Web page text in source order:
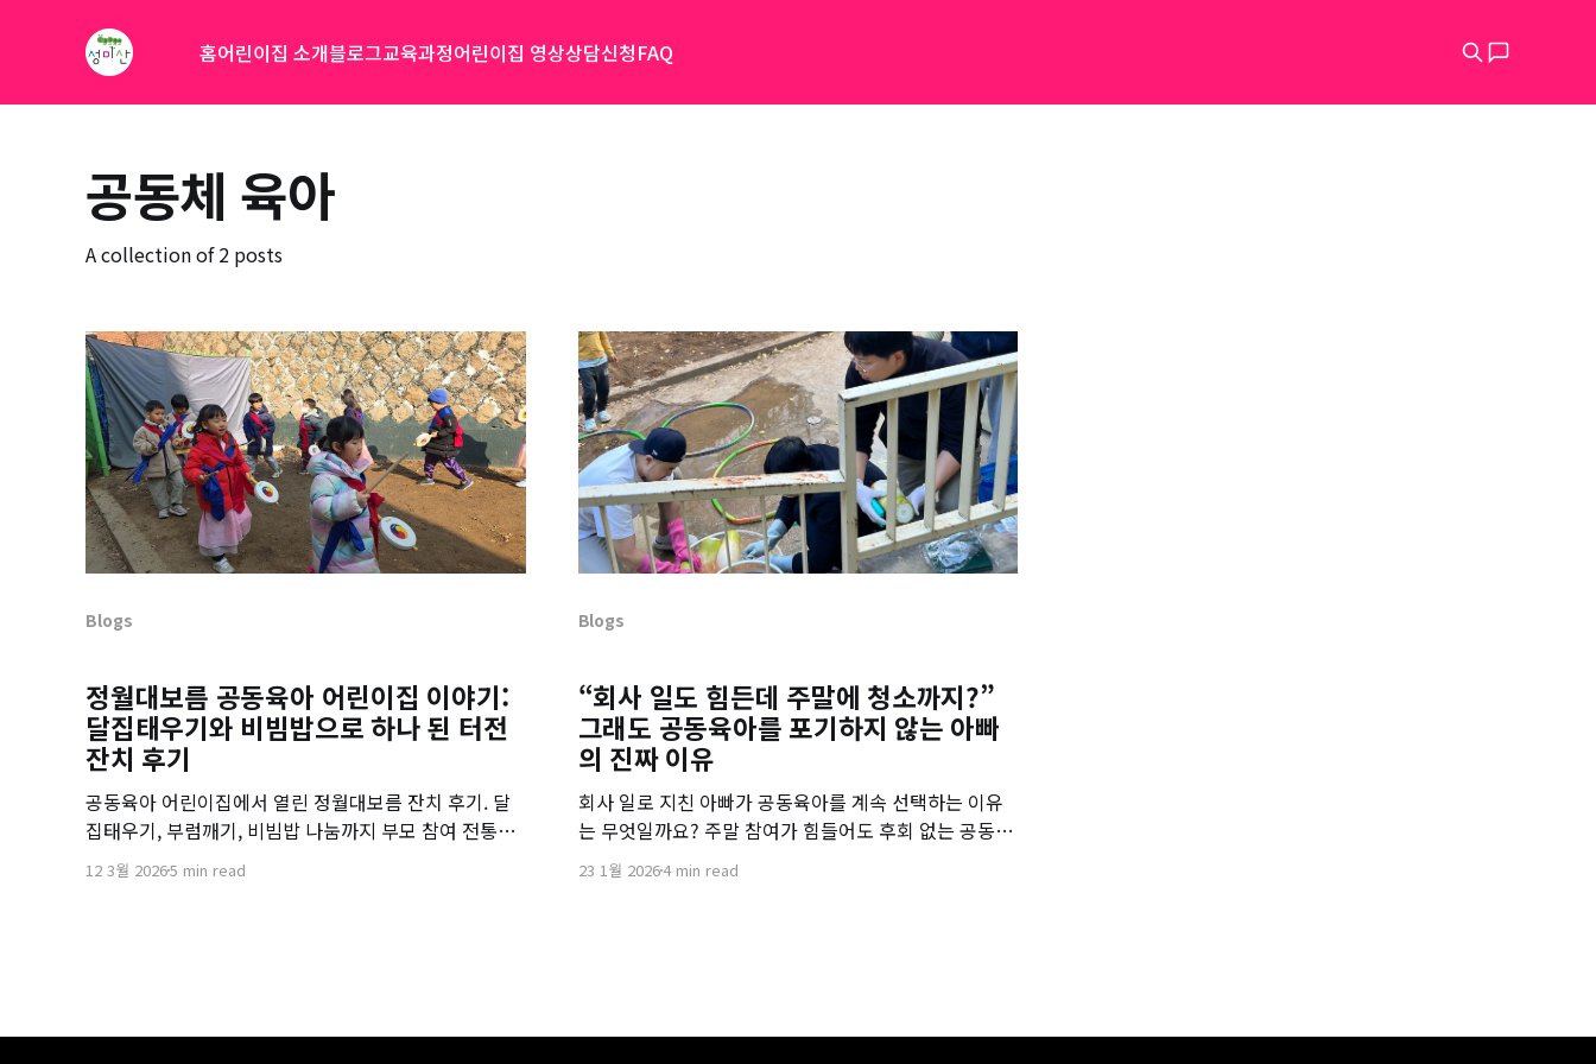
홈어린이집 소개블로그교육과정어린이집 영상상담신청FAQ
공동체 육아
A collection of 2 posts
Blogs
정월대보름 공동육아 어린이집 이야기:
달집태우기와 비빔밥으로 하나 된 터전
잔치 후기
공동육아 어린이집에서 열린 정월대보름 잔치 후기. 달
집태우기, 부럼깨기, 비빔밥 나눔까지 부모 참여 전통문
화 체험 현장을 전합니다.
12 3월 20265 min read
Blogs
“회사 일도 힘든데 주말에 청소까지?”
그래도 공동육아를 포기하지 않는 아빠
의 진짜 이유
회사 일로 지친 아빠가 공동육아를 계속 선택하는 이유
는 무엇일까요? 주말 참여가 힘들어도 후회 없는 공동육
아 아빠의 솔직한 고백을 전합니다.
23 1월 20264 min read